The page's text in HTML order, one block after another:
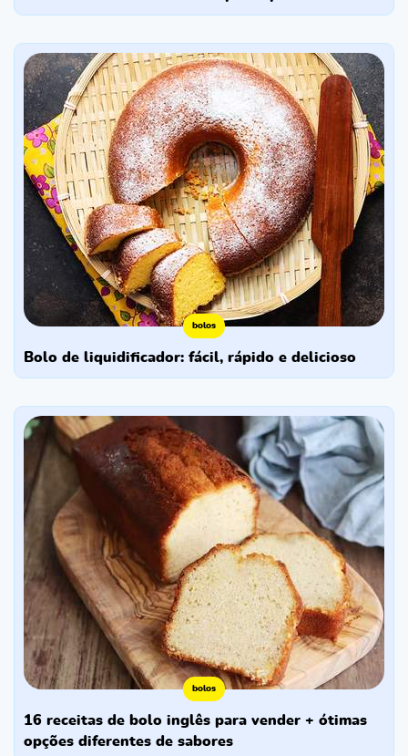
bolos
bolo de liquidificador: fácil, rápido e delicioso
bolos
16 receitas de bolo inglês para vender + ótimas
opções diferentes de sabores